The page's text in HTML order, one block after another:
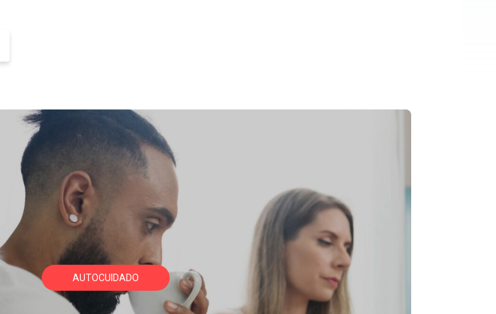
AUTOCUIDADO